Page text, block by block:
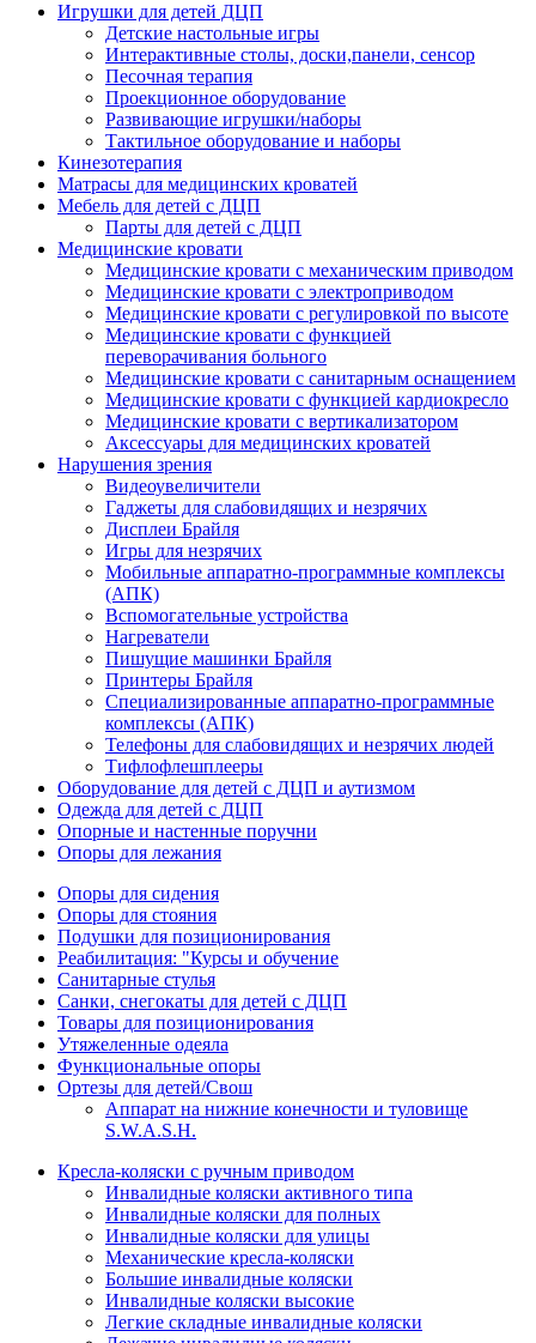
Игрушки для детей ДЦП
Детские настольные игры
Интерактивные столы, доски,панели, сенсор
Песочная терапия
Проекционное оборудование
Развивающие игрушки/наборы
Тактильное оборудование и наборы
Кинезотерапия
Матрасы для медицинских кроватей
Мебель для детей с ДЦП
Парты для детей с ДЦП
Медицинские кровати
Медицинские кровати с механическим приводом
Медицинские кровати с электроприводом
Медицинские кровати с регулировкой по высоте
Медицинские кровати с функцией
переворачивания больного
Медицинские кровати с санитарным оснащением
Медицинские кровати с функцией кардиокресло
Медицинские кровати с вертикализатором
Аксессуары для медицинских кроватей
Нарушения зрения
Видеоувеличители
Гаджеты для слабовидящих и незрячих
Дисплеи Брайля
Игры для незрячих
Мобильные аппаратно-программные комплексы
(АПК)
Вспомогательные устройства
Нагреватели
Пишущие машинки Брайля
Принтеры Брайля
Специализированные аппаратно-программные
комплексы (АПК)
Телефоны для слабовидящих и незрячих людей
Тифлофлешплееры
Оборудование для детей с ДЦП и аутизмом
Одежда для детей с ДЦП
Опорные и настенные поручни
Опоры для лежания
Опоры для сидения
Опоры для стояния
Подушки для позиционирования
Реабилитация: "Курсы и обучение
Санитарные стулья
Санки, снегокаты для детей с ДЦП
Товары для позиционирования
Утяжеленные одеяла
Функциональные опоры
Ортезы для детей/Свош
Аппарат на нижние конечности и туловище
S.W.A.S.H.
Кресла-коляски с ручным приводом
Инвалидные коляски активного типа
Инвалидные коляски для полных
Инвалидные коляски для улицы
Механические кресла-коляски
Большие инвалидные коляски
Инвалидные коляски высокие
Легкие складные инвалидные коляски